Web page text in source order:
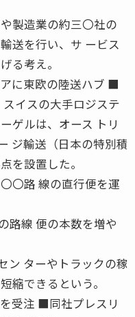
製造業の約三〇社の
送を行い、サ ービス
る考え。
に東欧の陸送ハブ ■
イスの大手ロジステ
ゲルは、オース トリ
ジ輸送（日本の特別積
を設置した。
〇路 線の直行便を運
路線 便の本数を増や
ン ターやトラックの稼
縮できるという。
受注 ■同社プレスリ